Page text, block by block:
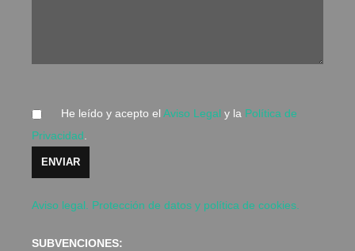
He leído y acepto el Aviso Legal y la Política de
Privacidad.
Aviso legal. Protección de datos y política de cookies.
SUBVENCIONES: